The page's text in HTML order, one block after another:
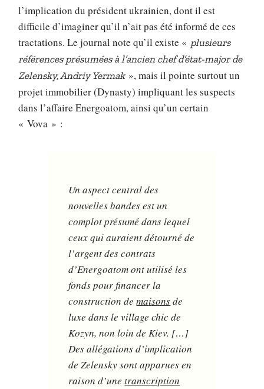
l’implication du président ukrainien, dont il est
difficile d’imaginer qu’il n’ait pas été informé de ces
tractations. Le journal note qu’il existe « plusieurs
références présumées à l’ancien chef d’état-major de
Zelensky, Andriy Yermak», mais il pointe surtout un
projet immobilier (Dynasty) impliquant les suspects
dans l’affaire Energoatom, ainsi qu’un certain
« Vova » :
Un aspect central des
nouvelles bandes est un
complot présumé dans lequel
ceux qui auraient détourné de
l’argent des contrats
d’Energoatom ont utilisé les
fonds pour financer la
construction demaisonsde
luxe dans le village chic de
Kozyn, non loin de Kiev. […]
Des allégations d’implication
de Zelensky sont apparues en
raison d’unetranscription